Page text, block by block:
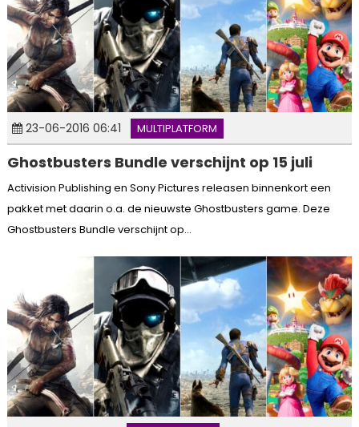
23-06-2016 06:41 MULTIPLATFORM
Ghostbusters Bundle verschijnt op 15 juli
Activision Publishing en Sony Pictures releasen binnenkort een
pakket met daarin o.a. de nieuwste Ghostbusters game. Deze
Ghostbusters Bundle verschijnt op...